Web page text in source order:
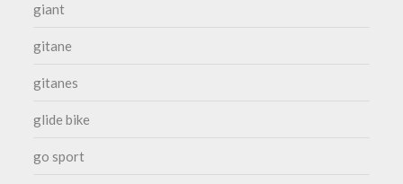
giant
gitane
gitanes
glide bike
go sport